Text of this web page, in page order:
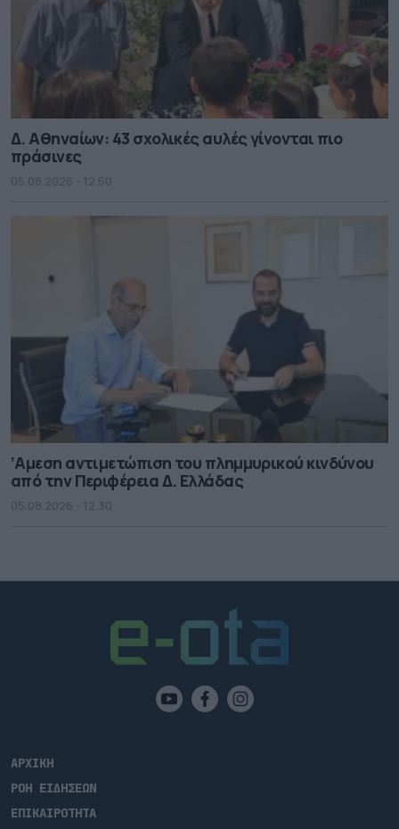
Δ. Αθηναίων: 43 σχολικές αυλές γίνονται πιο
πράσινες
05.08.2026 - 12.50
‘Αμεση αντιμετώπιση του πλημμυρικού κινδύνου
από την Περιφέρεια Δ. Ελλάδας
05.08.2026 - 12.30
ΑΡΧΙΚΗ
ΡΟΗ ΕΙΔΗΣΕΩΝ
ΕΠΙΚΑΙΡΟΤΗΤΑ